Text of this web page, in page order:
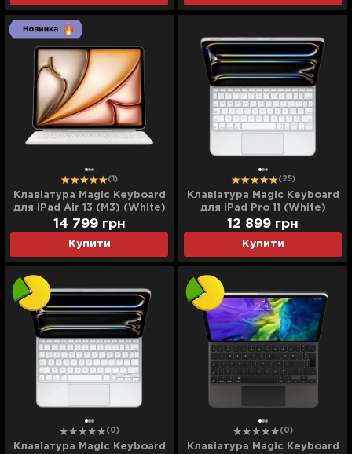
(1)
Клавіатура Magic Keyboard
для iPad Air 13 (M3) (White)
(MDFW4)
Купити
14 799 грн
(25)
Клавіатура Magic Keyboard
для iPad Pro 11 (White)
(MWR03) (2024)
Купити
12 899 грн
(0)
Клавіатура Magic Keyboard
(0)
Клавіатура Magic Keyboard